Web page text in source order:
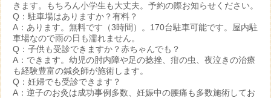
きます。もちろん小学生も大丈夫。予約の際お知らせください。
Q：駐車場はありますか？有料？
A：あります。無料です（3時間）。170台駐車可能です。屋内駐
車場なので雨の日も濡れません。
Q：子供も受診できますか？赤ちゃんでも？
A：できます。幼児の肘内障や足の捻挫、疳の虫、夜泣きの治療
も経験豊富の鍼灸師が施術します。
Q：妊婦でも受診できます？
A：逆子のお灸は成功事例多数、妊娠中の腰痛も多数施術してお